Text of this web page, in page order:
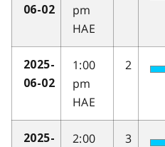
06-02
pm
HAE
2025-
06-02
1:00
pm
HAE
2
2025-
2:00
3